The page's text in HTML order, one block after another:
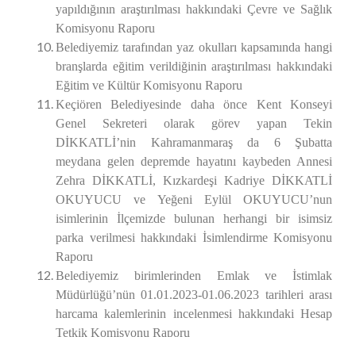
yapıldığının araştırılması hakkındaki Çevre ve Sağlık
Komisyonu Raporu
Belediyemiz tarafından yaz okulları kapsamında hangi
branşlarda eğitim verildiğinin araştırılması hakkındaki
Eğitim ve Kültür Komisyonu Raporu
Keçiören Belediyesinde daha önce Kent Konseyi
Genel Sekreteri olarak görev yapan Tekin
DİKKATLİ’nin Kahramanmaraş da 6 Şubatta
meydana gelen depremde hayatını kaybeden Annesi
Zehra DİKKATLİ, Kızkardeşi Kadriye DİKKATLİ
OKUYUCU ve Yeğeni Eylül OKUYUCU’nun
isimlerinin İlçemizde bulunan herhangi bir isimsiz
parka verilmesi hakkındaki İsimlendirme Komisyonu
Raporu
Belediyemiz birimlerinden Emlak ve İstimlak
Müdürlüğü’nün 01.01.2023-01.06.2023 tarihleri arası
harcama kalemlerinin incelenmesi hakkındaki Hesap
Tetkik Komisyonu Raporu